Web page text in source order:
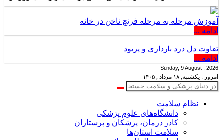
آموزش مرحله به مرحله فرنچ ناخن در خانه
ادامه ...
تفاوت دل درد بارداری و پریود
ادامه ...
Sunday, 9 August , 2026
امروز : یکشنبه, ۱۸ مرداد , ۱۴۰۵
نظام سلامت
دانشگاه‌های علوم پزشکی
کادر درمان، پزشکان و پرستاران
سلامت استان‌ها